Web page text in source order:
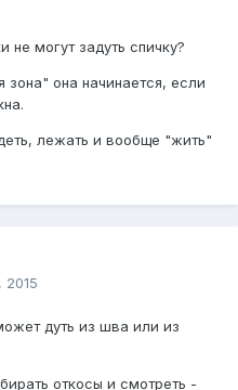
не могут задуть спичку?
зона" она начинается, если
лежать и вообще "жить"
2015
дуть из шва или из
откосы и смотреть -